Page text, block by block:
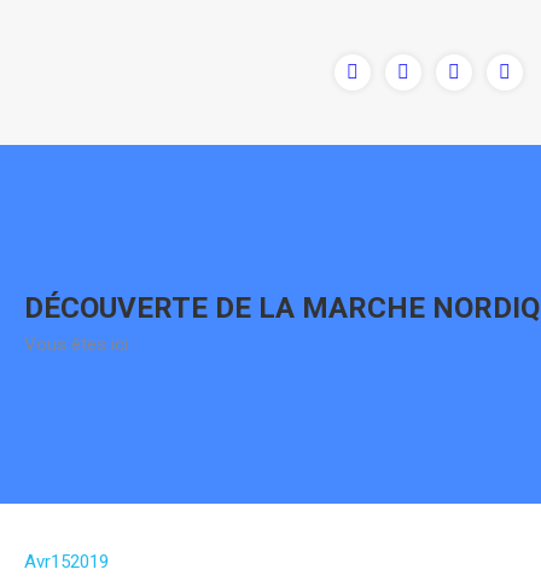
DÉCOUVERTE DE LA MARCHE
Vous êtes ici :
Avr152019